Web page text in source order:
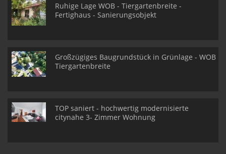
Ruhige Lage WOB - Tiergartenbreite -
Fertighaus - Sanierungsobjekt
Großzügiges Baugrundstück in Grünlage - WOB
Tiergartenbreite
TOP saniert - hochwertig modernisierte
citynahe 3- Zimmer Wohnung